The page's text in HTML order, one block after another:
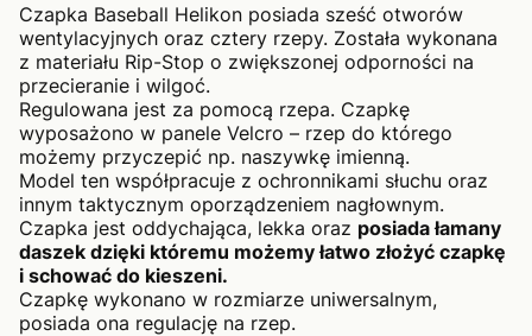
Czapka Baseball Helikon posiada sześć otworów
wentylacyjnych oraz cztery rzepy. Została wykonana
z materiału Rip-Stop o zwiększonej odporności na
przecieranie i wilgoć.
Regulowana jest za pomocą rzepa. Czapkę
wyposażono w panele Velcro – rzep do którego
możemy przyczepić np. naszywkę imienną.
Model ten współpracuje z ochronnikami słuchu oraz
innym taktycznym oporządzeniem nagłownym.
Czapka jest oddychająca, lekka oraz posiada łamany
daszek dzięki któremu możemy łatwo złożyć czapkę
i schować do kieszeni.
Czapkę wykonano w rozmiarze uniwersalnym,
posiada ona regulację na rzep.